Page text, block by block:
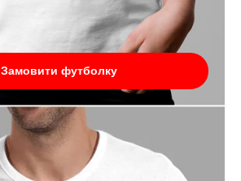
Замовити футболку